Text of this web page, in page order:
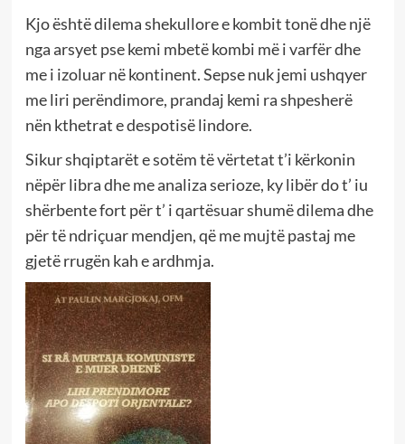
Kjo është dilema shekullore e kombit tonë dhe një
nga arsyet pse kemi mbetë kombi më i varfër dhe
me i izoluar në kontinent. Sepse nuk jemi ushqyer
me liri perëndimore, prandaj kemi ra shpesherë
nën kthetrat e despotisë lindore.
Sikur shqiptarët e sotëm të vërtetat t’i kërkonin
nëpër libra dhe me analiza serioze, ky libër do t’ iu
shërbente fort për t’ i qartësuar shumë dilema dhe
për të ndriçuar mendjen, që me mujtë pastaj me
gjetë rrugën kah e ardhmja.